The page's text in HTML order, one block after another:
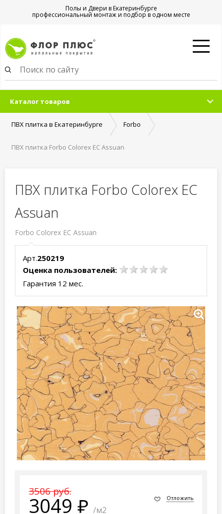
Полы и Двери в Екатеринбурге
профессиональный монтаж и подбор в одном месте
Каталог товаров
ПВХ плитка в Екатеринбурге Forbo
ПВХ плитка Forbo Colorex EC Assuan
ПВХ плитка Forbo Colorex EC
Assuan
Forbo Colorex EC Assuan
Арт.250219
Оценка пользователей:
Гарантия 12 мес.
3506 руб.
3049 /м2
Отложить